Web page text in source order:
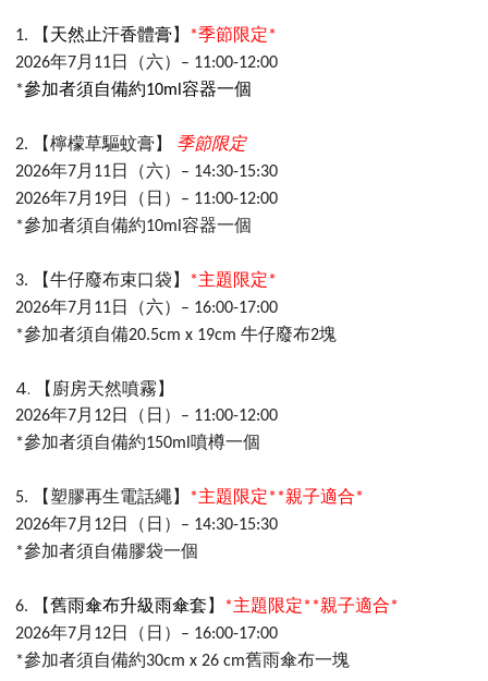
1. 【 天然止汗香體膏 】 *季節限定*
2026年7月 11日（六） – 11:00-12:00
*參加者須自備約10ml 容器一個
2. 【檸檬草驅蚊膏】 季節限定
2026年7月 11日（六） – 14:30-15:30
2026年7月 19日（日） – 11:00-12:00
*參加者須自備約10ml 容器一個
3. 【牛仔廢布束口袋】 *主題限定*
2026年7月 11日（六） – 16:00-17:00
*參加者須自備20.5cm x 19cm 牛仔廢布2塊
4. 【廚房天然噴霧】
2026年7月 12日（日） – 11:00-12:00
*參加者須自備約150ml 噴樽一個
5. 【塑膠再生電話繩】 *主題限定**親子適合*
2026年7月 12日（日） – 14:30-15:30
*參加者須自備膠袋一個
6. 【舊雨傘布升級雨傘套 】 *主題限定**親子適合*
2026年7月 12日（日） – 16:00-17:00
*參加者須自備約30cm x 26 cm舊雨傘布一塊